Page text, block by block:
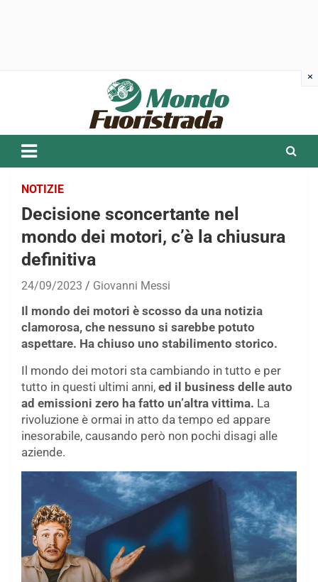
NOTIZIE
Decisione sconcertante nel
mondo dei motori, c’è la chiusura
definitiva
24/09/2023 Giovanni Messi
Il mondo dei motori è scosso da una notizia
clamorosa, che nessuno si sarebbe potuto
aspettare. Ha chiuso uno stabilimento storico.
Il mondo dei motori sta cambiando in tutto e per
tutto in questi ultimi anni, ed il business delle auto
ad emissioni zero ha fatto un’altra vittima. La
rivoluzione è ormai in atto da tempo ed appare
inesorabile, causando però non pochi disagi alle
aziende.